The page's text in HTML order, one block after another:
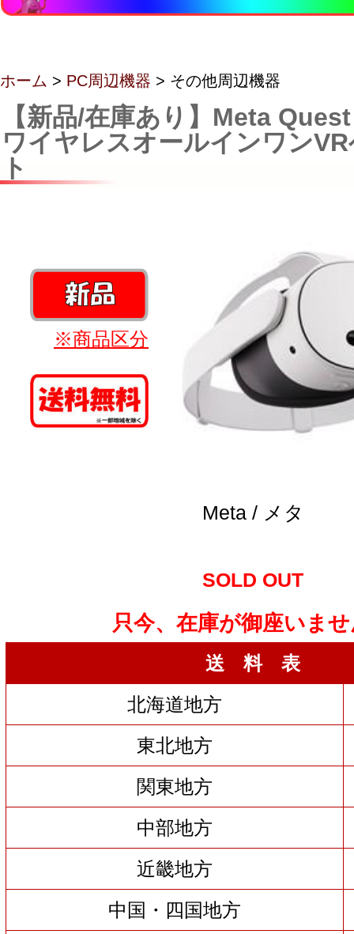
ホーム > PC周辺機器 > その他周辺機器
【新品/在庫あり】Meta
ワイヤレスオールインワン
ト
※商品区分
Meta / メタ
SOLD OUT
只今、在庫が御座いま
送 料 表
北海道地方
東北地方
関東地方
中部地方
近畿地方
中国・四国地方